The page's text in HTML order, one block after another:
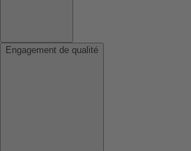
Engagement de qualité